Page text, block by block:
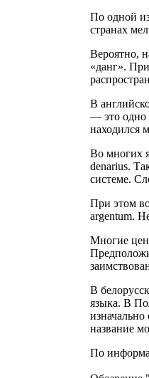
По одной
странах
Вероятно,
«данг».
В
— это одно
находился
Во многих
denarius.
системе.
При этом
argentum.
Многие
В
языка. В
название
По